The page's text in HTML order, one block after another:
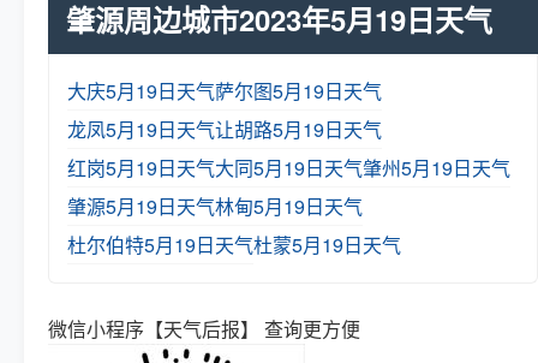
肇源周边城市2023年5月19日天气
大庆5月19日天气萨尔图5月19日天气
龙凤5月19日天气让胡路5月19日天气
红岗5月19日天气大同5月19日天气肇州5月19日天气
肇源5月19日天气林甸5月19日天气
杜尔伯特5月19日天气杜蒙5月19日天气
微信小程序【天气后报】 查询更方便